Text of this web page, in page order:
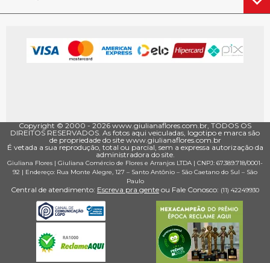
Copyright © 2000 - ­2026 www.giulianaflores.com.br, TODOS OS
DIREITOS RESERVADOS. As fotos aqui veiculadas, logotipo e marca são
de propriedade do site www.giulianaflores.com.br
É vetada a sua reprodução, total ou parcial, sem a expressa autorização da
administradora do site.
Giuliana Flores | Giuliana Comércio de Flores e Arranjos LTDA | CNPJ: 67.389.718/0001­
92 | Endereço: Rua Monte Alegre, 127 – Santo Antônio – São Caetano do Sul – São
Paulo
Central de atendimento: Escreva pra gente ou Fale Conosco: (11) 4224­9930